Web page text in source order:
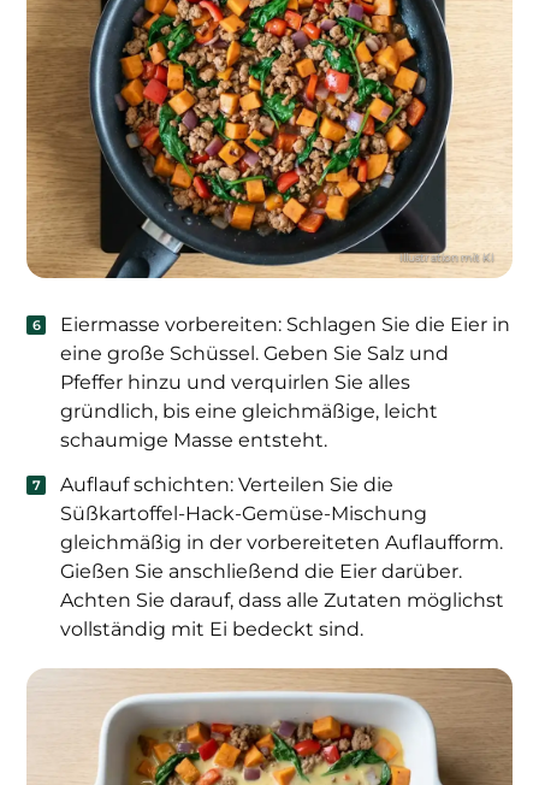
Eiermasse vorbereiten: Schlagen Sie die Eier in
eine große Schüssel. Geben Sie Salz und
Pfeffer hinzu und verquirlen Sie alles
gründlich, bis eine gleichmäßige, leicht
schaumige Masse entsteht.
Auflauf schichten: Verteilen Sie die
Süßkartoffel-Hack-Gemüse-Mischung
gleichmäßig in der vorbereiteten Auflaufform.
Gießen Sie anschließend die Eier darüber.
Achten Sie darauf, dass alle Zutaten möglichst
vollständig mit Ei bedeckt sind.